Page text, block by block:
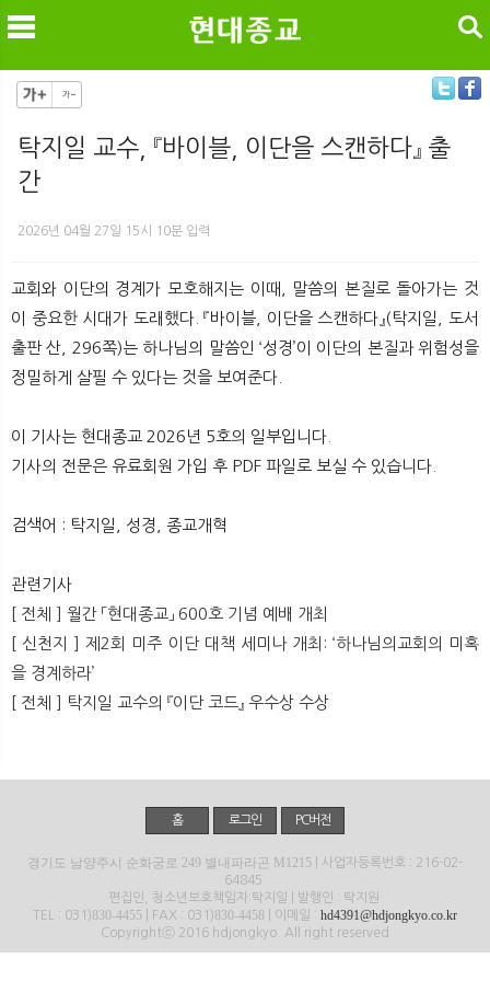
메
검색
탁지일 교수, 『바이블, 이단을 스캔하다』 출
간
2026년 04월 27일 15시 10분 입력
교회와 이단의 경계가 모호해지는 이때, 말씀의 본질로 돌아가는 것
이 중요한 시대가 도래했다. 『바이블, 이단을 스캔하다』(탁지일, 도서
출판 산, 296쪽)는 하나님의 말씀인 ‘성경’이 이단의 본질과 위험성을
정밀하게 살필 수 있다는 것을 보여준다.
이 기사는 현대종교 2026년 5호의 일부입니다.
기사의 전문은 유료회원 가입 후 PDF 파일로 보실 수 있습니다.
검색어 : 탁지일, 성경, 종교개혁
관련기사
[ 전체 ] 월간 「현대종교」 600호 기념 예배 개최
[ 신천지 ] 제2회 미주 이단 대책 세미나 개최: ‘하나님의교회의 미혹
을 경계하라’
[ 전체 ] 탁지일 교수의 『이단 코드』 우수상 수상
홈 로그인 PC버전
경기도 남양주시 순화궁로 249 별내파라곤 M1215 | 사업자등록번호 : 216-02-
64845
편집인, 청소년보호책임자:탁지일 | 발행인 : 탁지원
TEL : 031)830-4455 | FAX : 031)830-4458 | 이메일 : hd4391@hdjongkyo.co.kr
Copyrightⓒ 2016 hdjongkyo. All right reserved